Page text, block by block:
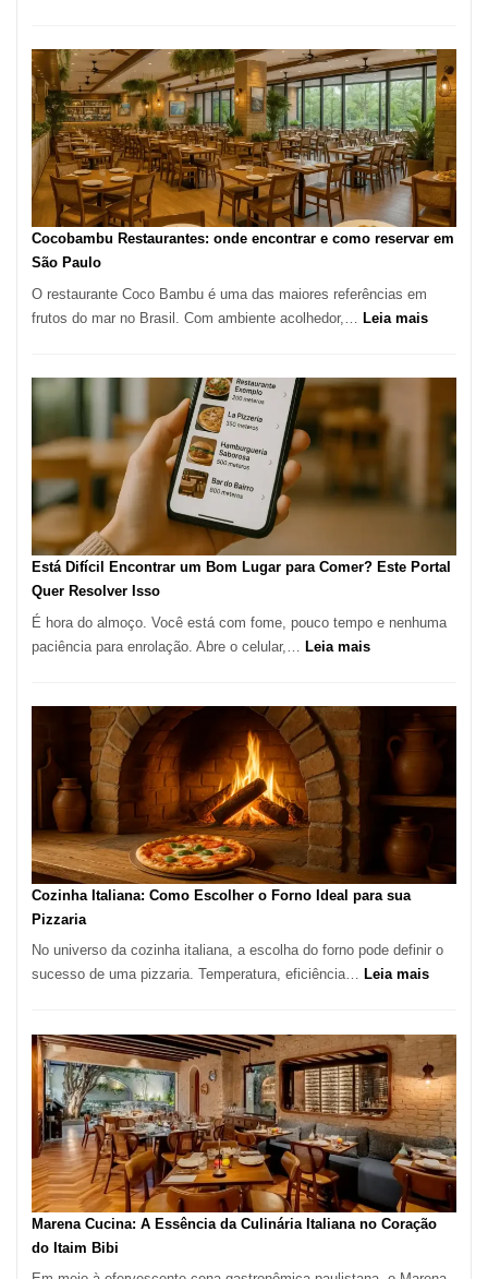
Melhores
Restaurantes
em
São
Paulo:
Um
Guia
Definitivo
para
Alta
Gastronomia
Cocobambu Restaurantes: onde encontrar e como reservar em
São Paulo
O restaurante Coco Bambu é uma das maiores referências em
frutos do mar no Brasil. Com ambiente acolhedor,…
Leia mais:
como
reservar
Paulo
Está Difícil Encontrar um Bom Lugar para Comer? Este Portal
Quer Resolver Isso
É hora do almoço. Você está com fome, pouco tempo e nenhuma
paciência para enrolação. Abre o celular,… Leia mais:
Encontrar
um
Lugar
Comer?
Este
Portal
Isso
Cozinha Italiana: Como Escolher o Forno Ideal para sua
Pizzaria
No universo da cozinha italiana, a escolha do forno pode definir o
sucesso de uma pizzaria. Temperatura, eficiência… Leia mais:
Como
Escolher
o
Forno
Ideal
para
sua
Pizzaria
Marena Cucina: A Essência da Culinária Italiana no Coração
do Itaim Bibi